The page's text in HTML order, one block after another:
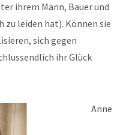
ihrem Mann, Bauer und
zu leiden hat). Können sie
sich gegen
ihr Glück
Anne